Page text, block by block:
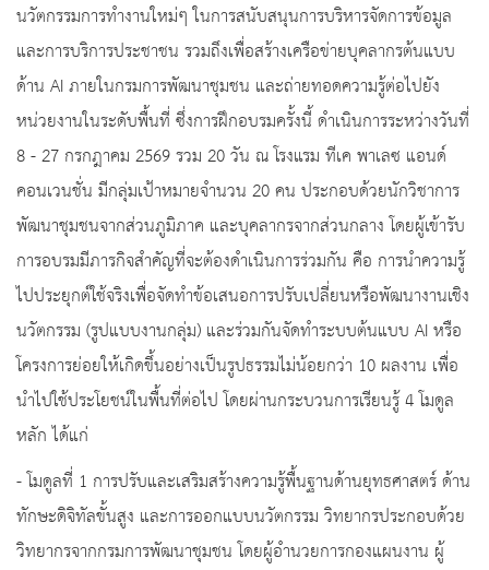
นวัตกรรมการทำงานใหม่ๆ ในการสนับสนุนการบริหารจัดการข้อมูล
และการบริการประชาชน รวมถึงเพื่อสร้างเครือข่ายบุคลากรต้นแบบ
ด้าน AI ภายในกรมการพัฒนาชุมชน และถ่ายทอดความรู้ต่อไปยัง
หน่วยงานในระดับพื้นที่ ซึ่งการฝึกอบรมครั้งนี้ ดำเนินการระหว่างวันที่
8 - 27 กรกฎาคม 2569 รวม 20 วัน ณ โรงแรม ทีเค พาเลซ แอนด์
คอนเวนชั่น มีกลุ่มเป้าหมายจำนวน 20 คน ประกอบด้วยนักวิชาการ
พัฒนาชุมชนจากส่วนภูมิภาค และบุคลากรจากส่วนกลาง โดยผู้เข้ารับ
การอบรมมีภารกิจสำคัญที่จะต้องดำเนินการร่วมกัน คือ การนำความรู้
ไปประยุกต์ใช้จริงเพื่อจัดทำข้อเสนอการปรับเปลี่ยนหรือพัฒนางานเชิง
นวัตกรรม (รูปแบบงานกลุ่ม) และร่วมกันจัดทำระบบต้นแบบ AI หรือ
โครงการย่อยให้เกิดขึ้นอย่างเป็นรูปธรรมไม่น้อยกว่า 10 ผลงาน เพื่อ
นำไปใช้ประโยชน์ในพื้นที่ต่อไป โดยผ่านกระบวนการเรียนรู้ 4 โมดูล
หลัก ได้แก่
- โมดูลที่ 1 การปรับและเสริมสร้างความรู้พื้นฐานด้านยุทธศาสตร์ ด้าน
ทักษะดิจิทัลขั้นสูง และการออกแบบนวัตกรรม วิทยากรประกอบด้วย
วิทยากรจากกรมการพัฒนาชุมชน โดยผู้อำนวยการกองแผนงาน ผู้